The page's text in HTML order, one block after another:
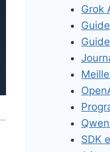
Grok
SDK